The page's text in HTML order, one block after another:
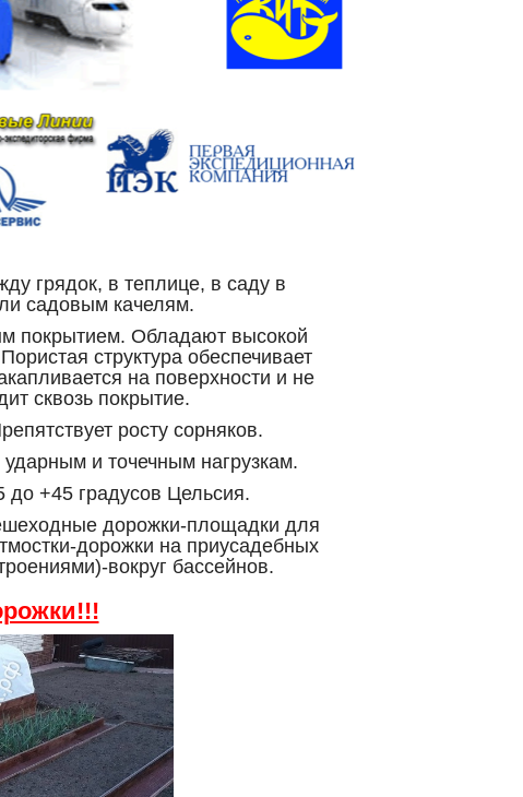
грядок, в теплице, в саду в
садовым качелям.
покрытием. Обладают высокой
структура обеспечивает
на поверхности и не
сквозь покрытие.
росту сорняков.
и точечным нагрузкам.
до +45 градусов Цельсия.
дорожки-площадки для
дорожки на приусадебных
вокруг бассейнов.